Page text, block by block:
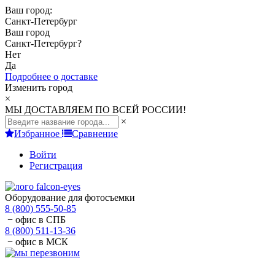
Ваш город:
Санкт-Петербург
Ваш город
Санкт-Петербург?
Нет
Да
Подробнее о доставке
Изменить город
×
МЫ ДОСТАВЛЯЕМ ПО ВСЕЙ РОССИИ!
×
Избранное
Сравнение
Войти
Регистрация
Оборудование для фотосъемки
8 (800) 555-50-85
− офис в СПБ
8 (800) 511-13-36
− офис в МСК